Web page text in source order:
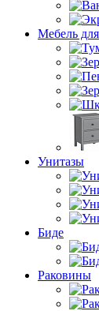
Мебель
Унитазы
Биде
Раковины